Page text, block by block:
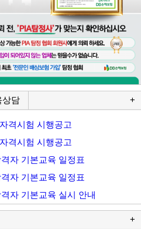
상담 +
격시험 시행공고
격시험 시행공고
자 기본교육 일정표
자 기본교육 일정표
자 기본교육 실시 안내
+